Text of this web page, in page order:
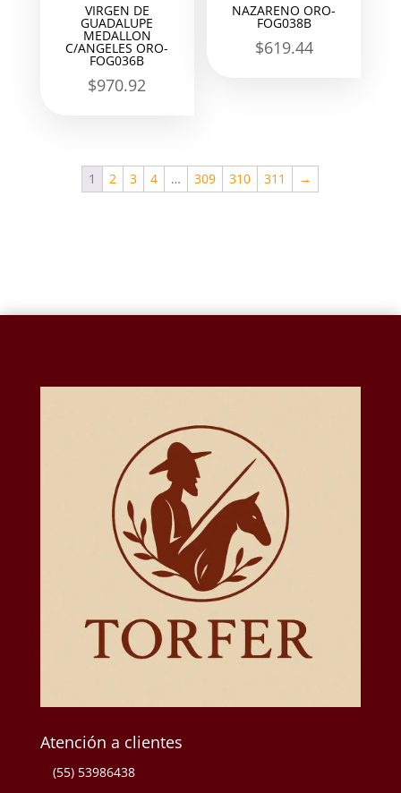
VIRGEN DE
GUADALUPE
MEDALLON
C/ANGELES ORO-
FOG036B
$970.92
NAZARENO ORO-
FOG038B
$619.44
1 2 3 4 … 309 310 311 →
Atención a clientes
(55) 53986438